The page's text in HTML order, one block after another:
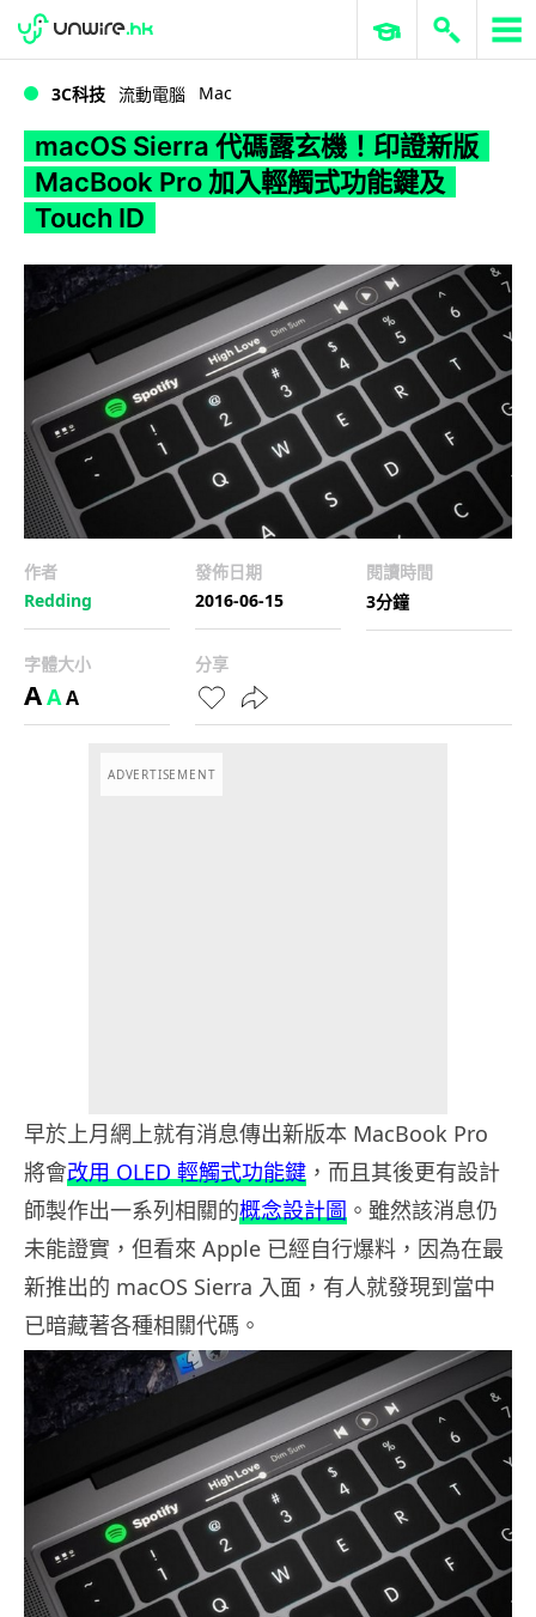
WWDC 2026 ERP 與商業 AI
3C科技 流動電腦 Mac
macOS Sierra 代碼露玄機！印證新版
MacBook Pro 加入輕觸式功能鍵及
Touch ID
作者
Redding
發佈日期
2016-06-15
閱讀時間
3分鐘
字體大小
AAA
分享
ADVERTISEMENT
早於上月網上就有消息傳出新版本 MacBook Pro
將會改用 OLED 輕觸式功能鍵 ，而且其後更有設計
師製作出一系列相關的概念設計圖 。雖然該消息仍
未能證實，但看來 Apple 已經自行爆料，因為在最
新推出的 macOS Sierra 入面，有人就發現到當中
已暗藏著各種相關代碼。